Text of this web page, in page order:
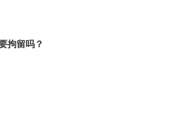
拘留吗？